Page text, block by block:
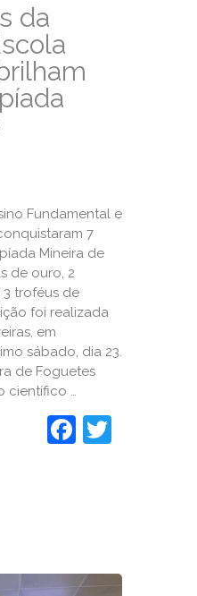
da
Fundamental e
7
Mineira de
de ouro, 2
troféus de
foi realizada
em
sábado, dia 23.
de Foguetes
científico …